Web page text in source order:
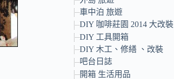
車中泊 旅遊
DIY 咖啡莊園 2014 大改裝
DIY 工具開箱
DIY 木工、修繕 、改裝
吧台日誌
開箱 生活用品